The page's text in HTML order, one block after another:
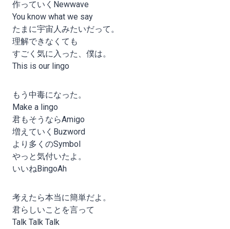
作っていくNewwave
You know what we say
たまに宇宙人みたいだって。
理解できなくても
すごく気に入った、僕は。
This is our lingo
もう中毒になった。
Make a lingo
君もそうならAmigo
増えていくBuzword
より多くのSymbol
やっと気付いたよ。
いいねBingoAh
考えたら本当に簡単だよ。
君らしいことを言って
Talk Talk Talk